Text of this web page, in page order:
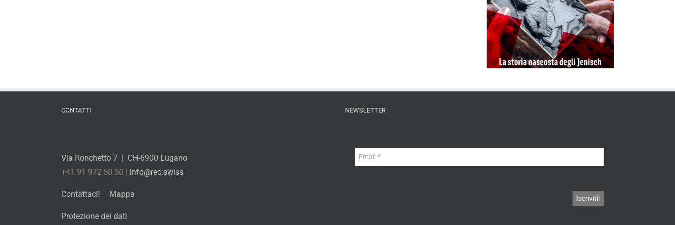
CONTATTI
Via Ronchetto 7 | CH-6900 Lugano
+41 91 972 50 50 | info@rec.swiss
Contattaci! – Mappa
Protezione dei dati
NEWSLETTER